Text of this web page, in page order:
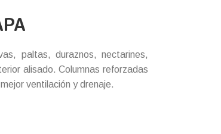
paltas, duraznos, nectarines,
alisado. Columnas reforzadas
ventilación y drenaje.